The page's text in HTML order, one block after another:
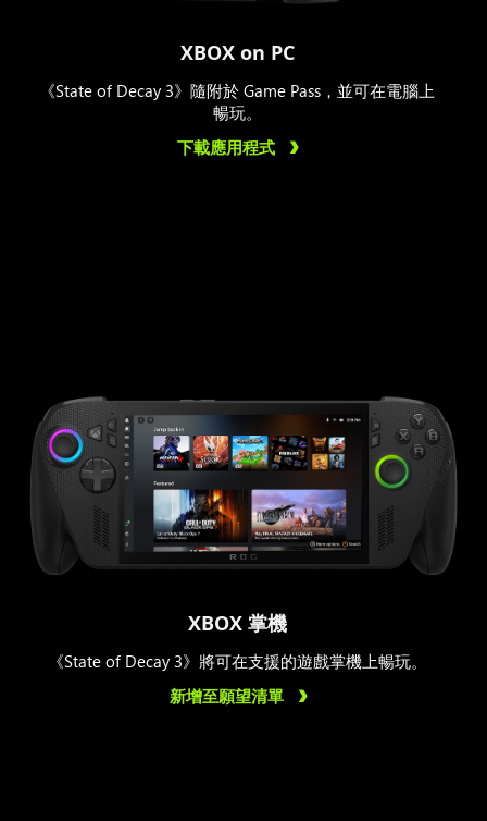
XBOX on PC
《State of Decay 3》隨附於 Game Pass，並可在電腦上
暢玩。
下載應用程式
XBOX 掌機
《State of Decay 3》將可在支援的遊戲掌機上暢玩。
新增至願望清單